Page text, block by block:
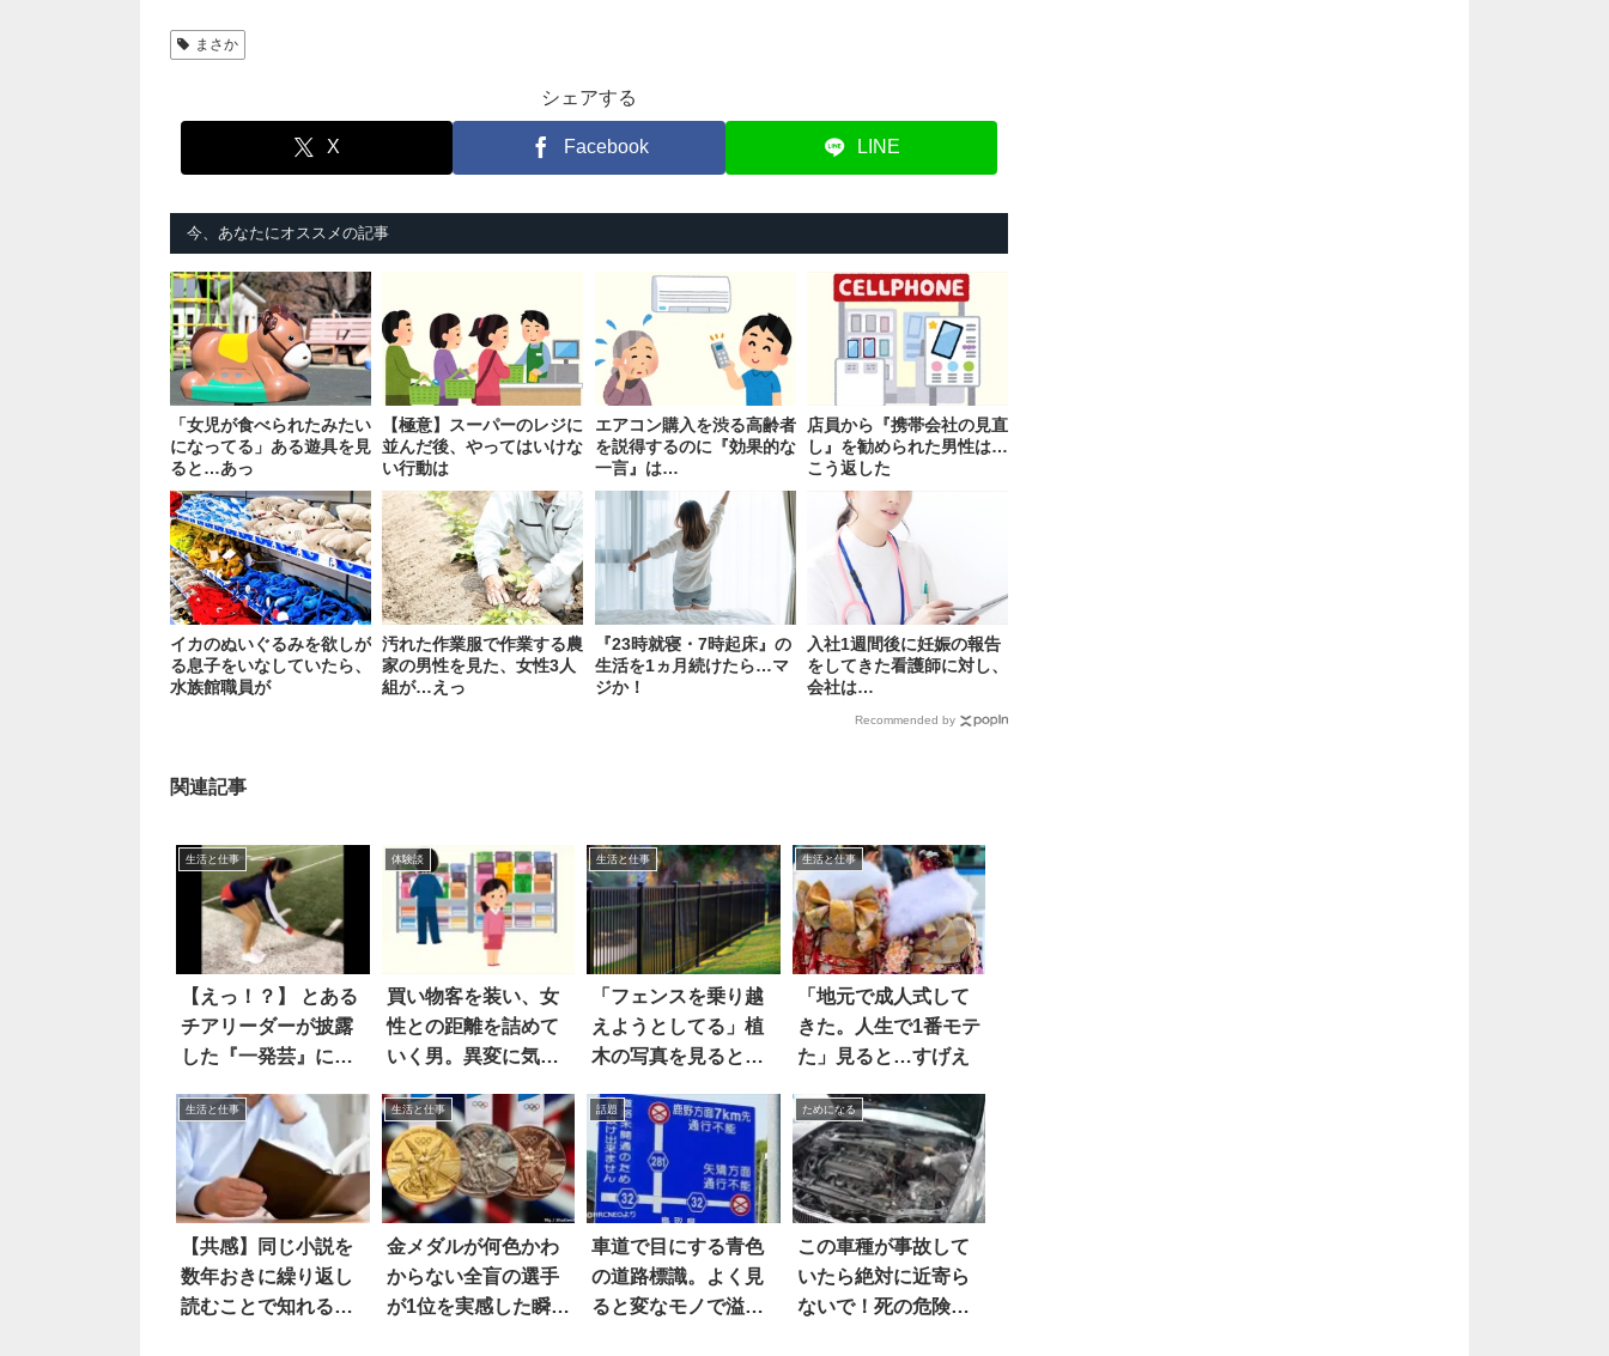
まさか
シェアする
X Facebook LINE
今、あなたにオススメの記事
「女児が食べられたみたい
になってる」ある遊具を見
ると…あっ
【極意】スーパーのレジに
並んだ後、やってはいけな
い行動は
エアコン購入を渋る高齢者
を説得するのに『効果的な
一言』は…
店員から『携帯会社の見直
し』を勧められた男性は…
こう返した
イカのぬいぐるみを欲しが
る息子をいなしていたら、
水族館職員が
汚れた作業服で作業する農
家の男性を見た、女性3人
組が…えっ
『23時就寝・7時起床』の
生活を1ヵ月続けたら…マ
ジか！
入社1週間後に妊娠の報告
をしてきた看護師に対し、
会社は…
Recommended by
関連記事
生活と仕事
【えっ！？】 とある
チアリーダーが披露
した『一発芸』に、
体験談
買い物客を装い、女
性との距離を詰めて
いく男。異変に気づ
生活と仕事
「フェンスを乗り越
えようとしてる」植
木の写真を見ると…
生活と仕事
「地元で成人式して
きた。人生で1番モテ
た」見ると…すげえ
生活と仕事
【共感】同じ小説を
数年おきに繰り返し
読むことで知れるの
生活と仕事
金メダルが何色かわ
からない全盲の選手
が1位を実感した瞬間
話題
車道で目にする青色
の道路標識。よく見
ると変なモノで溢れ
ためになる
この車種が事故して
いたら絶対に近寄ら
ないで！死の危険ア